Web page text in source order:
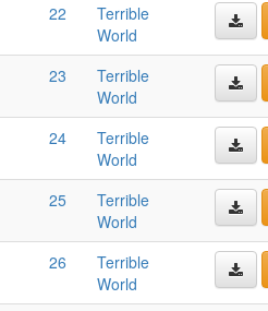
22
Terrible
World
23
Terrible
World
24
Terrible
World
25
Terrible
World
26
Terrible
World